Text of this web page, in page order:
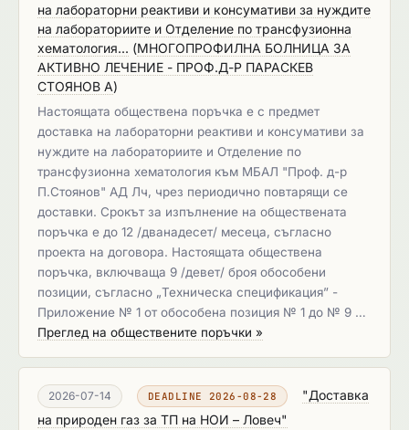
на лабораторни реактиви и консумативи за нуждите
на лабораториите и Отделение по трансфузионна
хематология... (МНОГОПРОФИЛНА БОЛНИЦА ЗА
АКТИВНО ЛЕЧЕНИЕ - ПРОФ.Д-Р ПАРАСКЕВ
СТОЯНОВ А)
Настоящата обществена поръчка е с предмет
доставка на лабораторни реактиви и консумативи за
нуждите на лабораториите и Отделение по
трансфузионна хематология към МБАЛ "Проф. д-р
П.Стоянов" АД Лч, чрез периодично повтарящи се
доставки. Срокът за изпълнение на обществената
поръчка е до 12 /дванадесет/ месеца, съгласно
проекта на договора. Настоящата обществена
поръчка, включваща 9 /девет/ броя обособени
позиции, съгласно „Техническа спецификация” -
Приложение № 1 от обособена позиция № 1 до № 9 …
Преглед на обществените поръчки »
2026-07-14 DEADLINE 2026-08-28
"Доставка
на природен газ за ТП на НОИ – Ловеч"